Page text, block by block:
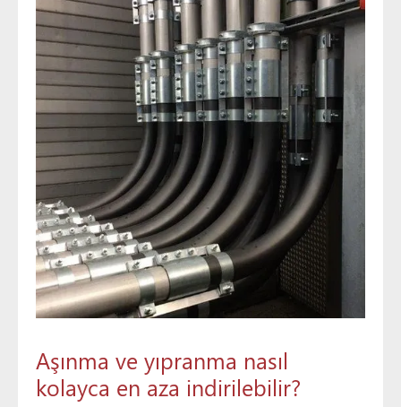
Aşınma ve yıpranma nasıl
kolayca en aza indirilebilir?